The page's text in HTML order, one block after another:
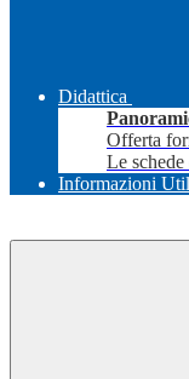
Didattica
Offerta
Le
Informazioni